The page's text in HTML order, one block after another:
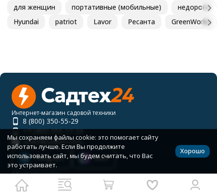
для женщин портативные (мобильные)
недорого
Hyundai
patriot Lavor Ресанта GreenWorks
Интернет-магазин садовой техники
8 (800) 350-55-29
+7 (495) 055-17-24
order@sadteh24.ru
Telegram
MAX
Мы в соцсетях
Мы сохраняем файлы cookie: это помогает сайту
работать лучше. Если Вы продолжите
использовать сайт, мы будем считать, что Вас
это устраивает.
Хорошо